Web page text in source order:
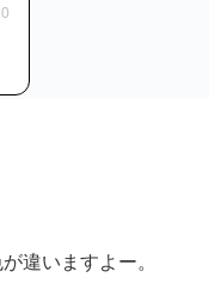
違いますよー。